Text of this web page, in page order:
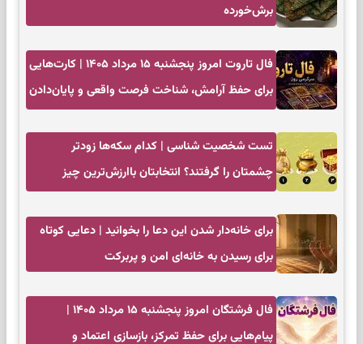
برش‌خورده
فال تاروت امروز پنجشنبه ۱۵ مرداد ۱۴۰۵ | کارت‌هایی
برای حفظ آرامش، شناخت فرصت واقعی و پایان‌دادن
تست شخصیت شناسی | کدام سکه‌ها زودتر
چشمتان را گرفتند؟ انتخابتان باارزش‌ترین چیز
برای خانه‌دار شدن این دعا را بخوانید | دعایی کوتاه
برای رسیدن به خانه‌ای امن و پربرکت
فال فرشتگان امروز پنجشنبه ۱۵ مرداد ۱۴۰۵ |
پیام‌هایی برای حفظ تمرکز، بازسازی اعتماد و